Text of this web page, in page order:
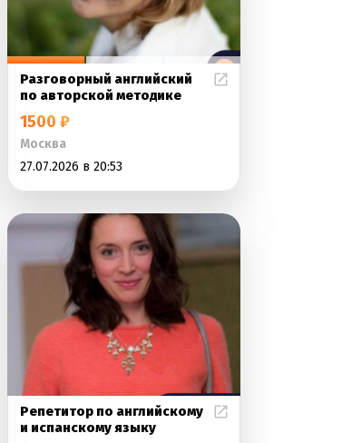
Разговорный английский
по авторской методике
1500 ₽
Москва
27.07.2026 в 20:53
Репетитор по английскому
и испанскому языку